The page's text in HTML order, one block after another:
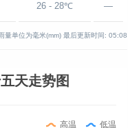
26 - 28℃ —
量单位为毫米(mm) 最后更新时间: 05:08
天走势图
高温 低温